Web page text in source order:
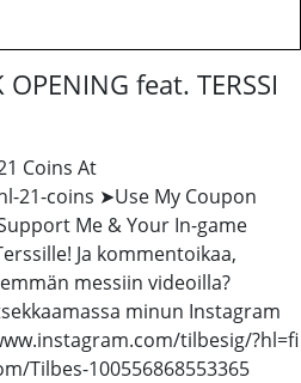
feat. TERSSI
Coins At
21-coins ➤Use My Coupon
Me & Your In-game
Ja kommentoikaa,
messiin videoilla?
minun Instagram
tilbesig/?hl=fi
Tilbes-100556868553365